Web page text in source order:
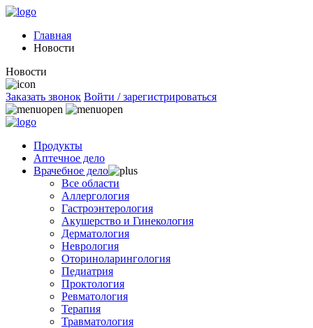
Главная
Новости
Новости
Заказать звонок Войти / зарегистрироваться
Продукты
Аптечное дело
Врачебное дело
Все области
Аллергология
Гастроэнтерология
Акушерство и Гинекология
Дерматология
Неврология
Оториноларингология
Педиатрия
Проктология
Ревматология
Терапия
Травматология